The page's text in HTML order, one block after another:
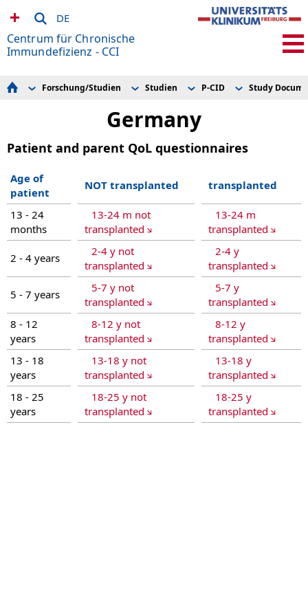
DE
Centrum für Chronische
Immundefizienz - CCI
Immunologische Diagnostik
Sprechstunden/Informationen für Patienten
Forschung/Studien
Über uns | Kontakt
Forschung/Studien
Forschungsgruppen
International Research collaborations
Studien
Studien
APDS Registry
AWIS
FHL2/3 Study
HLH study page (German)
P-CID
SOCS1 Registry
STILPAD
WoHL - CVID
P-CID
Study
Patient
Patient
Patient
Patient
Patient
Patient
QoL
QoL
QoL
QoL
QoL
QoL
QoL
QoL
QoL
QoL
Investigator
Investigator
Germany
Patient and parent QoL questionnaires
Age of
patient
NOT transplanted transplanted
13 - 24
months
13-24 m not
transplanted
13-24 m
transplanted
2 - 4 years
2-4 y not
transplanted
2-4 y
transplanted
5 - 7 years
5-7 y not
transplanted
5-7 y
transplanted
8 - 12
years
8-12 y not
transplanted
8-12 y
transplanted
13 - 18
years
13-18 y not
transplanted
13-18 y
transplanted
18 - 25
years
18-25 y not
transplanted
18-25 y
transplanted